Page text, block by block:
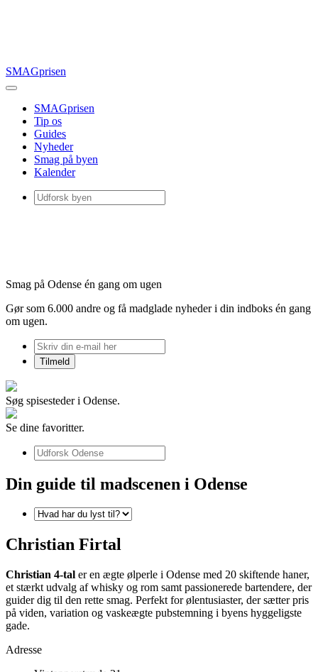
SMAGprisen
SMAGprisen
Tip os
Guides
Nyheder
Smag på byen
Kalender
Smag på Odense én gang om ugen
Gør som 6.000 andre og få madglade nyheder i din indboks én gang
om ugen.
Søg spisesteder i Odense.
Se dine favoritter.
Din guide til madscenen i Odense
Christian Firtal
Christian 4-tal er en ægte ølperle i Odense med 20 skiftende haner,
et stærkt udvalg af whisky og rom samt passionerede bartendere, der
guider dig til den rette smag. Perfekt for ølentusiaster, der sætter pris
på viden, variation og vaskeægte pubstemning i byens hyggeligste
gade.
Adresse